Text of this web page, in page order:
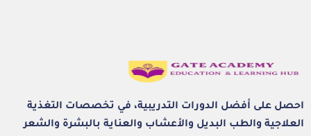
احصل على أفضل الدورات التدريبية، في تخصصات التغذية
العلاجية والطب البديل والأعشاب والعناية بالبشرة والشعر